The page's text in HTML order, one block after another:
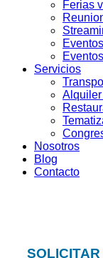
Ferias
Servicios
Nosotros
Blog
Contacto